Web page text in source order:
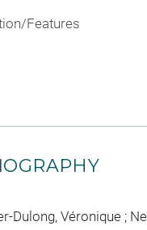
Features
Dulong, Véronique ;